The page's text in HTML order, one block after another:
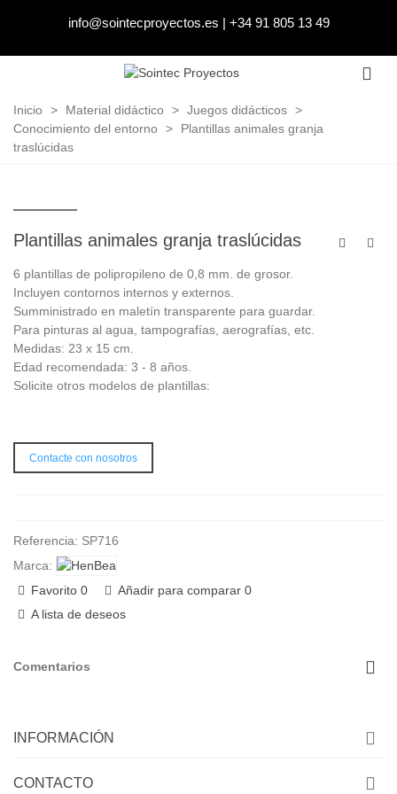
info@sointecproyectos.es | +34 91 805 13 49
Inicio > Material didáctico > Juegos didácticos >
Conocimiento del entorno
>
Plantillas animales granja
traslúcidas
Plantillas animales granja traslúcidas
6 plantillas de polipropileno de 0,8 mm. de grosor.
Incluyen contornos internos y externos.
Sumministrado en maletín transparente para guardar.
Para pinturas al agua, tampografías, aerografías, etc.
Medidas: 23 x 15 cm.
Edad recomendada: 3 - 8 años.
Solicite otros modelos de plantillas:
Contacte con nosotros
Referencia: SP716
Marca:
Favorito 0 Añadir para comparar 0
A lista de deseos
Comentarios
INFORMACIÓN
CONTACTO